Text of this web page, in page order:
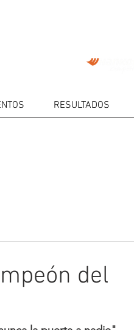
RESULTADOS
del